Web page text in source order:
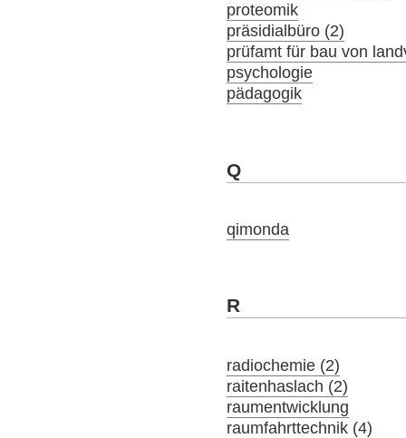
proteomik
präsidialbüro (2)
prüfamt für bau von
psychologie
pädagogik
Q
qimonda
R
radiochemie (2)
raitenhaslach (2)
raumentwicklung
raumfahrttechnik (4)